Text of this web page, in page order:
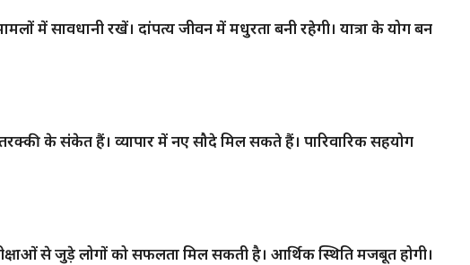
सावधानी रखें। दांपत्य जीवन में मधुरता बनी रहेगी। यात्रा के योग बन
के संकेत हैं। व्यापार में नए सौदे मिल सकते हैं। पारिवारिक सहयोग
से जुड़े लोगों को सफलता मिल सकती है। आर्थिक स्थिति मजबूत होगी।